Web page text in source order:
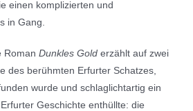
einen komplizierten und
in Gang.
Roman Dunkles Gold erzählt auf zwei
des berühmten Erfurter Schatzes,
wurde und schlaglichtartig ein
Geschichte enthüllte: die